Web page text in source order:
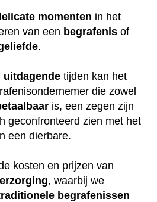
momenten in het
van een begrafenis of
.
uitdagende tijden kan het
die zowel
is, een zegen zijn
geconfronteerd zien met het
een dierbare.
kosten en prijzen van
, waarbij we
begrafenissen